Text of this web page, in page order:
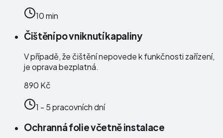
10 min
Čištění po vniknutí kapaliny
V případě, že čištění nepovede k funkčnosti zařízení,
je oprava bezplatná.
890 Kč
1 - 5 pracovních dní
Ochranná folie včetně instalace